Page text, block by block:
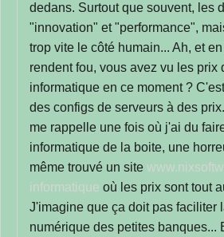
dedans. Surtout que souvent, les
"innovation" et "performance",
trop vite le côté humain... Ah, et
rendent fou, vous avez vu les prix
informatique en ce moment ?
des configs de serveurs à des
me rappelle une fois où j'ai du
informatique de la boite, une
même trouvé un site
informatique où les prix sont tout
J'imagine que ça doit pas faciliter
numérique des petites banques...